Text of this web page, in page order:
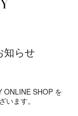
知らせ
ONLINE SHOP を
います。